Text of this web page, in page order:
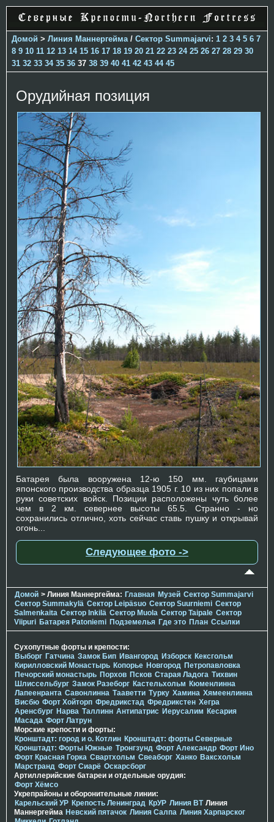
Домой > Линия Маннергейма / Сектор Summajarvi: 1 2 3 4 5 6 7
8 9 10 11 12 13 14 15 16 17 18 19 20 21 22 23 24 25 26 27 28 29 30
31 32 33 34 35 36 37 38 39 40 41 42 43 44 45
Орудийная позиция
Батарея была вооружена 12-ю 150 мм. гаубицами
японского производства образца 1905 г. 10 из них попали в
руки советских войск. Позиции расположены чуть более
чем в 2 км. севернее высоты 65.5. Странно - но
сохранились отлично, хоть сейчас ставь пушку и открывай
огонь...
Следующее фото ->
Домой > Линия Маннергейма: Главная Музей Сектор Summajarvi
Сектор Summakylä Сектор Leipäsuo Сектор Suurniemi Сектор
Salmenkaita Сектор Inkilä Сектор Muola Сектор Taipale Сектор
Viipuri Батарея Patoniemi Подземелья Где это План Ссылки
Сухопутные форты и крепости:
Выборг Гатчина Замок Бип Ивангород Изборск Кексгольм
Кирилловский Монастырь Копорье Новгород Петропавловка
Печорcкий монастырь Порхов Псков Старая Ладога Тихвин
Шлиссельбург Замок Разеборг Кастельхольм Кюменлинна
Лапеенранта Савонлинна Тааветти Турку Хамина Хямеенлинна
Висбю Форт Хойторп Фредрикстад Фредрикстен Хегра
Аренсбург Нарва Таллинн Антипатрис Иерусалим Кесария
Масада Форт Латрун
Морские крепости и форты:
Кронштадт: город и о. Котлин Кронштадт: форты Северные
Кронштадт: Форты Южные Тронгзунд Форт Александр Форт Ино
Форт Красная Горка Свартхольм Свеаборг Ханко Ваксхольм
Марстранд Форт Сиарё Оскарсборг
Артиллерийские батареи и отдельные орудия:
Форт Хёмсо
Укрепрайоны и оборонительные линии:
Карельский УР Крепость Ленинград КрУР Линия ВТ Линия
Маннергейма Невский пятачок Линия Салпа Линия Харпарског